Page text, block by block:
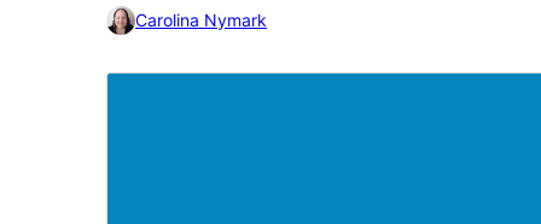
Carolina Nymark